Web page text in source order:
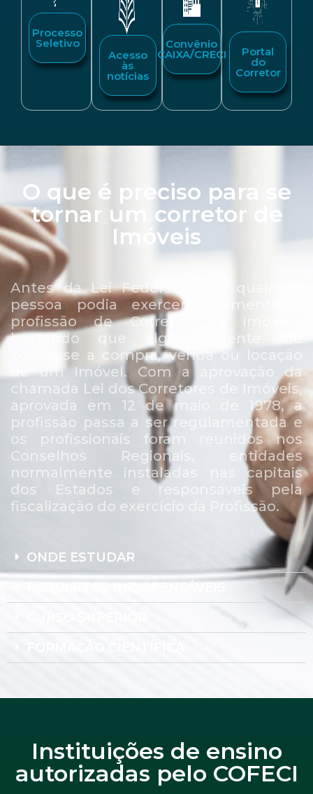
Processo
Seletivo
Acesso
às
notícias
Convênio
CAIXA/CRECI Portal
do
Corretor
O que é preciso para se
tornar um corretor de
Imóveis
Antes da Lei Federal 6.530, qualquer
pessoa podia exercer livremente a
profissão de Corretor de Imóveis,
bastando que algum cliente lhe
confiasse a compra, venda ou locação
de um Imóvel. Com a aprovação da
chamada Lei dos Corretores de Imóveis,
aprovada em 12 de maio de 1978, a
profissão passa a ser regulamentada e
os profissionais foram reunidos nos
Conselhos Regionais, entidades
normalmente instaladas nas capitais
dos Estados e responsáveis pela
fiscalização do exercício da Profissão.
ONDE ESTUDAR
REQUISITOS INDISPENSÁVEIS
Instituições de ensino
autorizadas pelo COFECI